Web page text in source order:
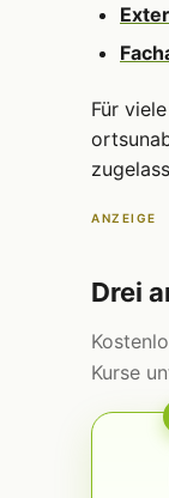
Für
ANZEIGE
Drei
Kurse